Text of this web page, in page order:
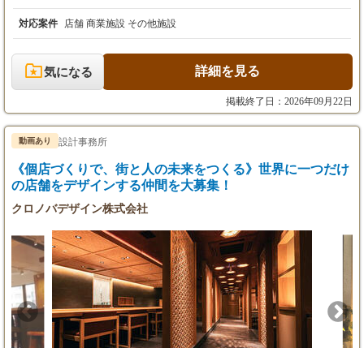
350万円-500万円
③企画プランナー
350万円-500万円
④アシスタントデザイナー
300万円-350万円
※みなし残業代（１カ月あたり32.8時
間分）含む。超過分は別途支給。
※月支給額291,666（年収350万円）の
場合
給与例）
年 年俸900万円
年 年俸500万円
③企画プランナー 中途入社3
年 年俸430万円
④アシスタントデザイナー 中途入社2
年 年俸350万円
試用期間3ヵ月あり
①一級建築士 月額45万円～
実施設計・設計監理迄のトータルコンサルティングを行っていま
す。又大型のアミューズメント施設やレストラン・カフェ等のシ
ョップデザインも数多く取り組んでいます。その計画エリアは日
本全国はもちろん海外（アジア）にまで広げております。 ①一級
建築士（実務経験5年以上） 大型商業施設の企画、基本構想、
基本設計、実施設計、申請手続きから完成迄の設計監理を行なっ
て頂きます。設備や構造設計は協業ブレーン様と行います。又路
面展開のレストランやカフェ等も建築から計画します。 ②インテ
リアデザイナー（実務経験3年以上） 大型商業施設や飲食店
舗・アミューズメント等、様々なプロジェクトに取り組む事が出
会社との交渉、現場にての設計監理トータルで関わって頂きま
す。 ③企画プランナー（実務経験3年以上） 商業空間（商業施
商業施設におけるMD・商品企画及びディスプレイ・家具・植
ナー プロジェクトチームの一員として、ディレクターやデザイ
ナーの指示のもと自分の意見も積極的に発言できるコミュニケー
ション能力をつけられる仕事です。 幅広く数多いプロジェクトを
通してデザイナープロになれる仕事です。
対応案件 店舗 商業施設 その他施設
気になる 詳細を見る
掲載終了日：2026年09月22日
動画あり 設計事務所
《個店づくりで、街と人の未来をつくる》世界に一つだけ
の店舗をデザインする仲間を大募集！
クロノバデザイン株式会社